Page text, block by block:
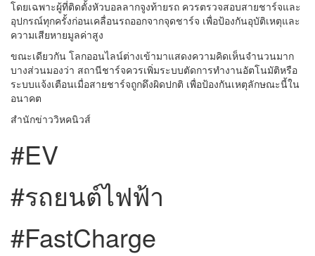
โดยเฉพาะผู้ที่ติดตั้งหัวบอลลากจูงท้ายรถ ควรตรวจสอบสายชาร์จและ
อุปกรณ์ทุกครั้งก่อนเคลื่อนรถออกจากจุดชาร์จ เพื่อป้องกันอุบัติเหตุและ
ความเสียหายมูลค่าสูง
ขณะเดียวกัน โลกออนไลน์ต่างเข้ามาแสดงความคิดเห็นจำนวนมาก
บางส่วนมองว่า สถานีชาร์จควรเพิ่มระบบตัดการทำงานอัตโนมัติหรือ
ระบบแจ้งเตือนเมื่อสายชาร์จถูกดึงผิดปกติ เพื่อป้องกันเหตุลักษณะนี้ใน
อนาคต
สำนักข่าววิหคนิวส์
#EV
#รถยนต์ไฟฟ้า
#FastCharge